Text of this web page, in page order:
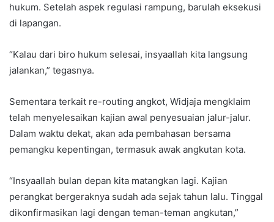
hukum. Setelah aspek regulasi rampung, barulah eksekusi
di lapangan.
“Kalau dari biro hukum selesai, insyaallah kita langsung
jalankan,” tegasnya.
Sementara terkait re-routing angkot, Widjaja mengklaim
telah menyelesaikan kajian awal penyesuaian jalur-jalur.
Dalam waktu dekat, akan ada pembahasan bersama
pemangku kepentingan, termasuk awak angkutan kota.
“Insyaallah bulan depan kita matangkan lagi. Kajian
perangkat bergeraknya sudah ada sejak tahun lalu. Tinggal
dikonfirmasikan lagi dengan teman-teman angkutan,”